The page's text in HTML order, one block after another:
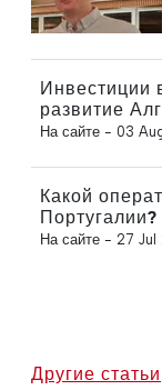
Инвестиции
развитие
На сайте - 03
Какой
Португалии?
На сайте - 27 Jul
Другие статьи